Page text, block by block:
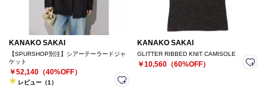
KANAKO SAKAI
【SPURSHOP別注】シアーテーラードジャ
ケット
￥52,140（40%OFF）
レビュー（1）
KANAKO SAKAI
GLITTER RIBBED KNIT CAMISOLE
￥10,560（60%OFF）